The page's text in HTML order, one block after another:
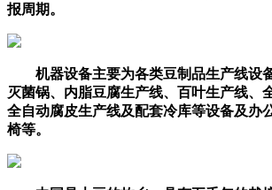
报周期。
机器设备主要为各类豆制品生产线设
灭菌锅、内脂豆腐生产线、百叶生产线、
全自动腐皮生产线及配套冷库等设备及办
椅等。